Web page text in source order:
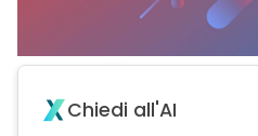
Chiedi all'AI